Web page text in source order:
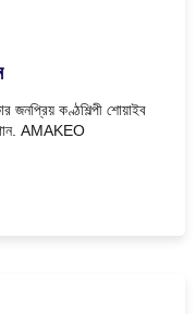
জনপ্রিয় কণ্ঠশিল্পী শোয়াইব
গান. AMAKEO